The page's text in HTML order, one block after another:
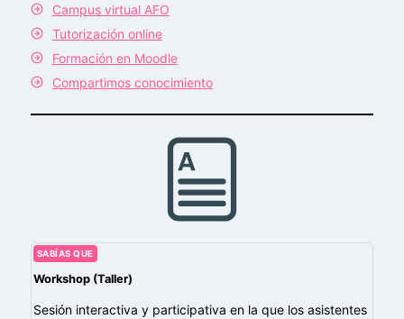
Campus virtual AFO
Tutorización online
Formación en Moodle
Compartimos conocimiento
SABÍAS QUE
Workshop (Taller)
Sesión interactiva y participativa en la que los asistentes